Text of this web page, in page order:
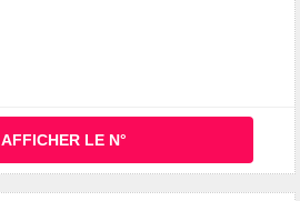
AFFICHER LE N°